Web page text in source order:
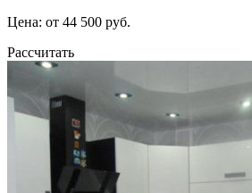
Цена: от 44 500 руб.
Рассчитать